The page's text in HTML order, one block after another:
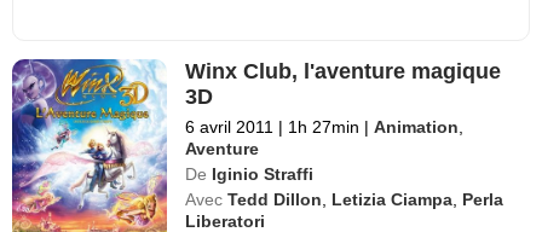
Winx Club, l'aventure magique
3D
6 avril 2011 | 1h 27min | Animation
Aventure
De Iginio Straffi
Avec Tedd Dillon Letizia Ciampa Perla
Liberatori